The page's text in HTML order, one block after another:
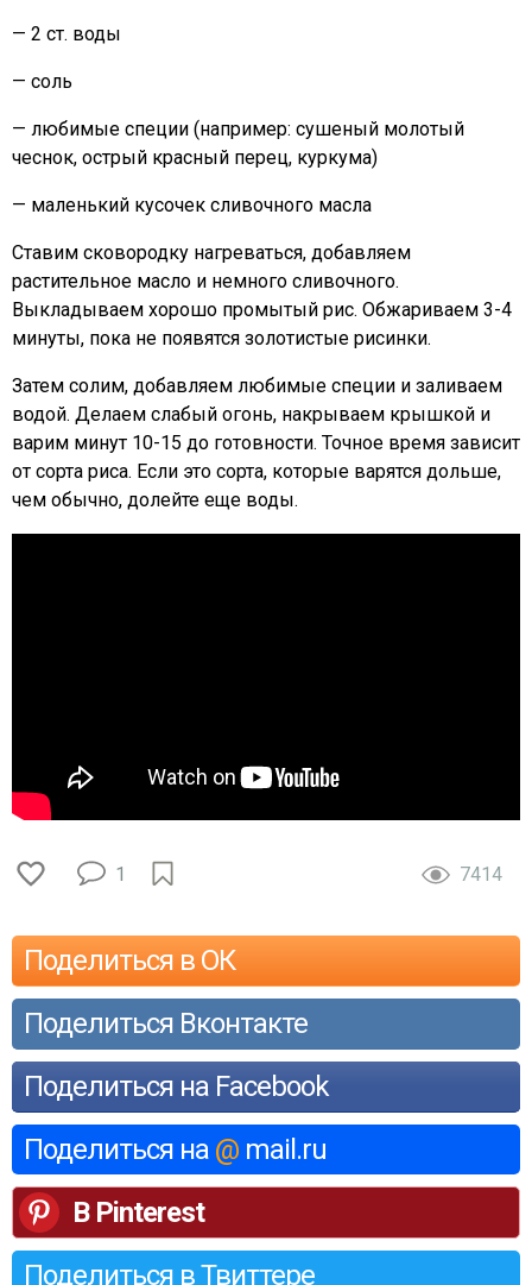
— 2 ст. воды
— соль
— любимые специи (например: сушеный молотый
чеснок, острый красный перец, куркума)
— маленький кусочек сливочного масла
Ставим сковородку нагреваться, добавляем
растительное масло и немного сливочного.
Выкладываем хорошо промытый рис. Обжариваем 3-4
минуты, пока не появятся золотистые рисинки.
Затем солим, добавляем любимые специи и заливаем
водой. Делаем слабый огонь, накрываем крышкой и
варим минут 10-15 до готовности. Точное время зависит
от сорта риса. Если это сорта, которые варятся дольше,
чем обычно, долейте еще воды.
1 7414
Поделиться в ОК
Поделиться Вконтакте
Поделиться на Facebook
Поделиться на @ mail.ru
В Pinterest
Поделиться в Твиттере